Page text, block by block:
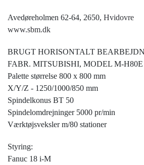
Avedøreholmen 62-64, 2650, Hvidovre
www.sbm.dk
BRUGT HORISONTALT
FABR. MITSUBISHI, MODEL M-H80E
Palette størrelse 800 x 800 mm
X/Y/Z - 1250/1000/850 mm
Spindelkonus BT 50
Spindelomdrejninger 5000 pr/min
Værktøjsveksler m/80 stationer
Styring:
Fanuc 18 i-M